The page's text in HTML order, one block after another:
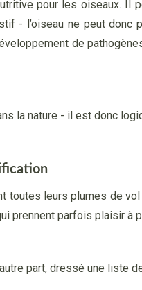
pour les oiseaux. Il
- l’oiseau ne peut donc
de
la nature - il est donc
toutes leurs plumes de
prennent parfois plaisir à
part, dressé une liste